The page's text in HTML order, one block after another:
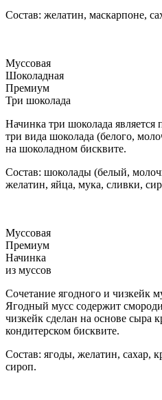
Состав: желатин, маскарпоне,
Муссовая
Шоколадная
Премиум
Три шоколада
Начинка три шоколада
три вида шоколада (белого,
на шоколадном бисквите.
Состав: шоколады (белый,
желатин, яйца, мука, сливки,
Муссовая
Премиум
Начинка
из муссов
Сочетание ягодного и чизкейк
Ягодный мусс содержит
чизкейк сделан на основе сыра
кондитерском бисквите.
Состав: ягоды, желатин, сахар,
сироп.